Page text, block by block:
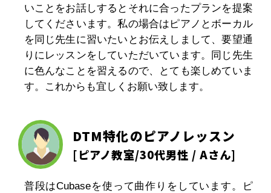
いことをお話しするとそれに合ったプランを提案
してくださいます。私の場合はピアノとボーカル
を同じ先生に習いたいとお伝えしまして、要望通
りにレッスンをしていただいています。同じ先生
に色んなことを習えるので、とても楽しめていま
す。これからも宜しくお願い致します。
DTM特化のピアノレッスン
[ピアノ教室/30代男性 / Aさん]
普段はCubaseを使って曲作りをしています。ピ